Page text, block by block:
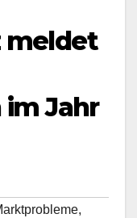
meldet
Jahr
,